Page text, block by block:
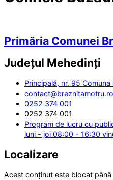
Primăria Comunei
Județul Mehedinți
Principală, nr. 95
contact@breznitamotru.ro
0252 374 001
0252 374 001
Program de lucru cu
luni - joi 08:00 - 16:30
Localizare
Acest conținut este blocat